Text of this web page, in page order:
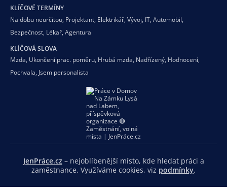
KLÍČOVÉ TERMÍNY
Na dobu neurčitou, Projektant, Elektrikář, Vývoj, IT, Automobil,
Bezpečnost, Lékař, Agentura
KLÍČOVÁ SLOVA
Mzda, Ukončení prac. poměru, Hrubá mzda, Nadřízený, Hodnocení,
Pochvala, Jsem personalista
JenPráce.cz – nejoblíbenější místo, kde hledat práci a
zaměstnance. Využíváme cookies, viz podmínky.